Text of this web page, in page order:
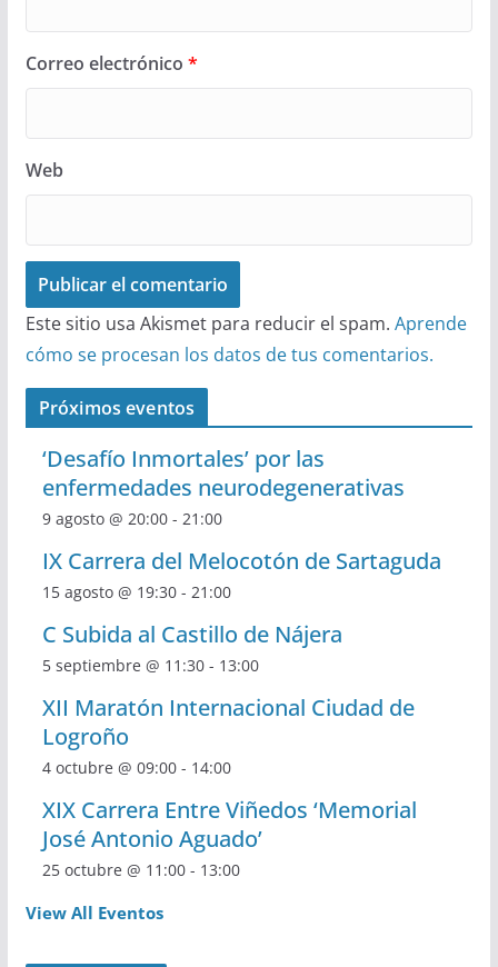
Correo electrónico *
Web
Este sitio usa Akismet para reducir el spam. Aprende
cómo se procesan los datos de tus comentarios.
Próximos eventos
‘Desafío Inmortales’ por las
enfermedades neurodegenerativas
9 agosto @ 20:00- 21:00
IX Carrera del Melocotón de Sartaguda
15 agosto @ 19:30- 21:00
C Subida al Castillo de Nájera
5 septiembre @ 11:30- 13:00
XII Maratón Internacional Ciudad de
Logroño
4 octubre @ 09:00- 14:00
XIX Carrera Entre Viñedos ‘Memorial
José Antonio Aguado’
25 octubre @ 11:00- 13:00
View All Eventos